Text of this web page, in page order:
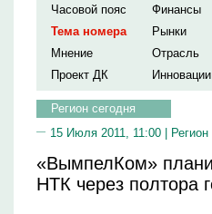
Часовой пояс
Финансы
Тема номера
Рынки
Мнение
Отрасль
Проект ДК
Инновации
Регион сегодня
15 Июля 2011, 11:00 | Регион
«ВымпелКом»
НТК через полтора